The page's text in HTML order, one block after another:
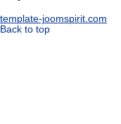
template-joomspirit.com
Back to top